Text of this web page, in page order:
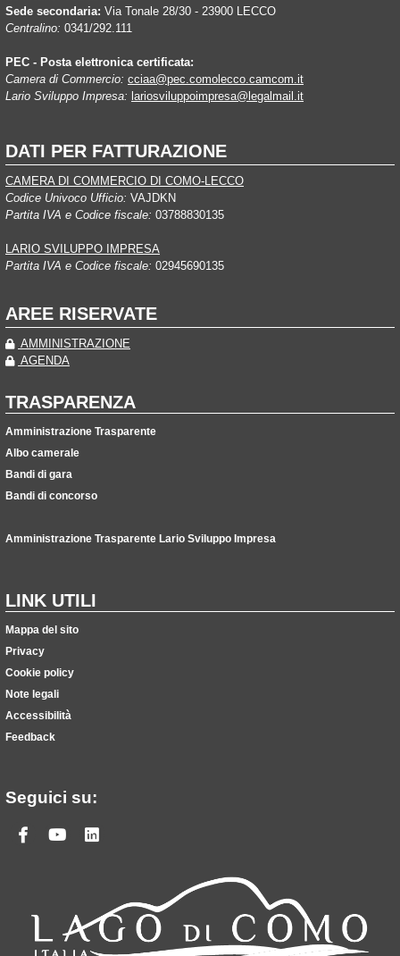
Sede secondaria: Via Tonale 28/30 - 23900 LECCO
Centralino: 0341/292.111
PEC - Posta elettronica certificata:
Camera di Commercio: cciaa@pec.comolecco.camcom.it
Lario Sviluppo Impresa: lariosviluppoimpresa@legalmail.it
DATI PER FATTURAZIONE
CAMERA DI COMMERCIO DI COMO-LECCO
Codice Univoco Ufficio: VAJDKN
Partita IVA e Codice fiscale: 03788830135
LARIO SVILUPPO IMPRESA
Partita IVA e Codice fiscale: 02945690135
AREE RISERVATE
AMMINISTRAZIONE
AGENDA
TRASPARENZA
Amministrazione Trasparente
Albo camerale
Bandi di gara
Bandi di concorso
Amministrazione Trasparente Lario Sviluppo Impresa
LINK UTILI
Mappa del sito
Privacy
Cookie policy
Note legali
Accessibilità
Feedback
Seguici su:
Facebook
Youtube